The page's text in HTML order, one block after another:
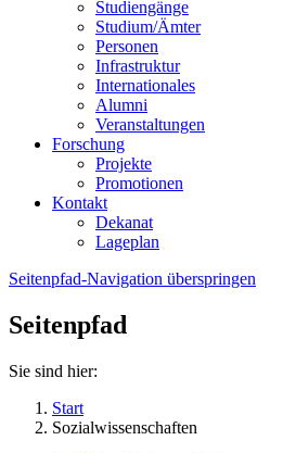
Studiengänge
Studium/Ämter
Personen
Infrastruktur
Internationales
Alumni
Veranstaltungen
Forschung
Projekte
Promotionen
Kontakt
Dekanat
Lageplan
Seitenpfad-Navigation überspringen
Seitenpfad
Sie sind hier:
Start
Sozialwissenschaften